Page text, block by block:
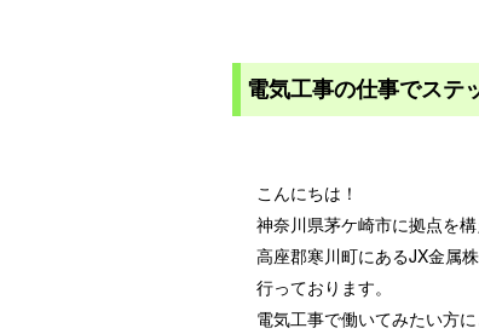
電気工事の仕事でステ
こんにちは！
神奈川県茅ケ崎市に拠点を
高座郡寒川町にあるJX金属
行っております。
電気工事で働いてみたい方